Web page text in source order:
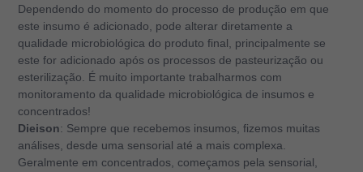
Dependendo do momento do processo de produção em que
este insumo é adicionado, pode alterar diretamente a
qualidade microbiológica do produto final, principalmente se
este for adicionado após os processos de pasteurização ou
esterilização. É muito importante trabalharmos com
monitoramento da qualidade microbiológica de insumos e
concentrados!
Dieison: Sempre que recebemos insumos, fizemos muitas
análises, desde uma sensorial até a mais complexa.
Geralmente em concentrados, começamos pela sensorial,